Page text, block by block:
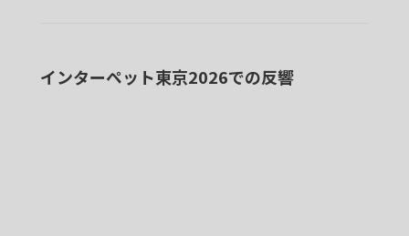
インターペット東京2026での反響